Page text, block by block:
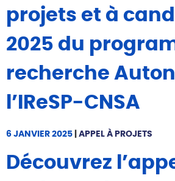
projets et à
2025 du
recherche
l’IReSP-CNSA
6 JANVIER 2025 APPEL À PROJETS
Découvrez